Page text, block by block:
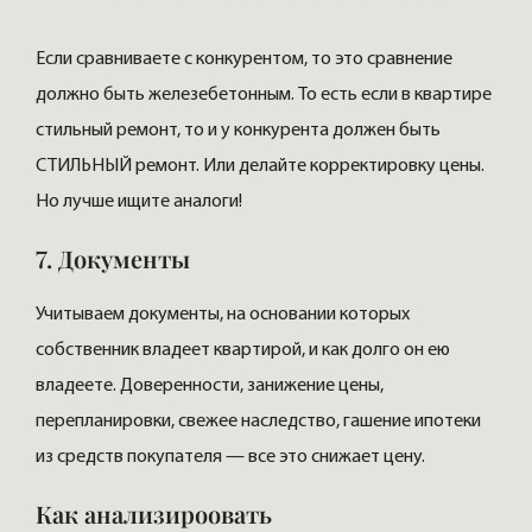
Если сравниваете с конкурентом, то это сравнение
должно быть железебетонным. То есть если в квартире
стильный ремонт, то и у конкурента должен быть
СТИЛЬНЫЙ ремонт. Или делайте корректировку цены.
Но лучше ищите аналоги!
7. Документы
Учитываем документы, на основании которых
собственник владеет квартирой, и как долго он ею
владеете. Доверенности, занижение цены,
перепланировки, свежее наследство, гашение ипотеки
из средств покупателя — все это снижает цену.
Как анализироовать